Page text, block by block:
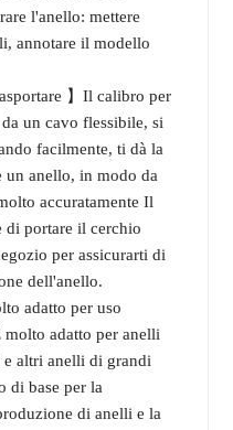
l'anello: mettere
annotare il modello
】Il calibro per
un cavo flessibile, si
facilmente, ti dà la
un anello, in modo da
accuratamente Il
di portare il cerchio
per assicurarti di
dell'anello.
adatto per uso
molto adatto per anelli
altri anelli di grandi
di base per la
di anelli e la